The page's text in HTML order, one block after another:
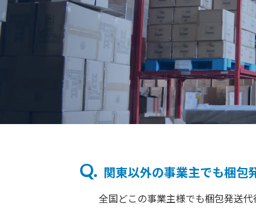
ッ
プ
移
動
関東以外の事業主でも梱包
全国どこの事業主様でも梱包発送代